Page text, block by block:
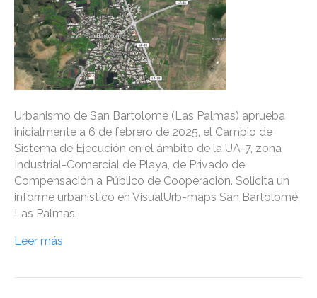
Urbanismo de San Bartolomé (Las Palmas) aprueba
inicialmente a 6 de febrero de 2025, el Cambio de
Sistema de Ejecución en el ámbito de la UA-7, zona
Industrial-Comercial de Playa, de Privado de
Compensación a Público de Cooperación. Solicita un
informe urbanístico en VisualUrb-maps San Bartolomé,
Las Palmas.
Leer más